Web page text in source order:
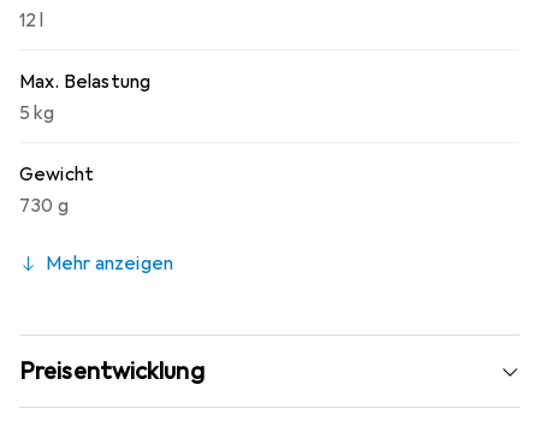
12 l
Max. Belastung
5 kg
Gewicht
730 g
Mehr anzeigen
Preisentwicklung